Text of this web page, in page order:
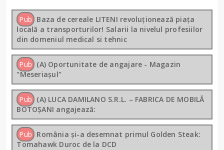
Pub Baza de cereale LITENI revoluționează piața
locală a transporturilor! Salarii la nivelul profesiilor
din domeniul medical si tehnic
Pub (A) Oportunitate de angajare - Magazin
"Meseriașul"
Pub (A) LUCA DAMILANO S.R.L. – FABRICA DE MOBILĂ
BOTOȘANI angajează:
Pub România și-a desemnat primul Golden Steak:
Tomahawk Duroc de la DCD